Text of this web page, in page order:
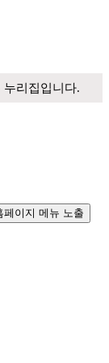
누리집입니다.
페이지 메뉴 노출